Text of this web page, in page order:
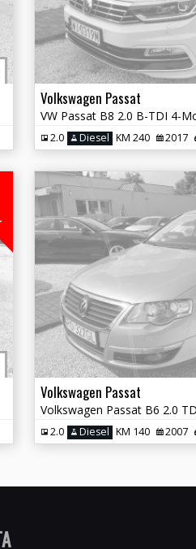
Volkswagen Passat
2.0 Diesel KM 240 2017
Volkswagen Passat
2.0 Diesel KM 140 2007